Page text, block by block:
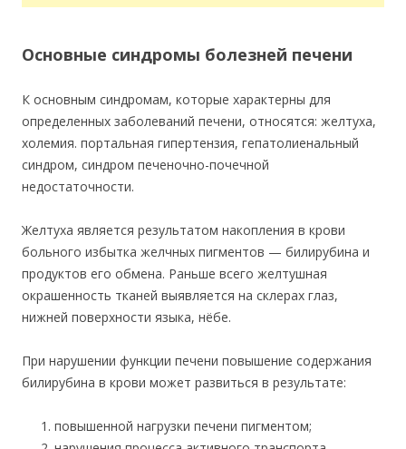
Основные синдромы болезней печени
К основным синдромам, которые характерны для
определенных заболеваний печени, относятся: желтуха,
холемия. портальная гипертензия, гепатолиенальный
синдром, синдром печеночно-почечной
недостаточности.
Желтуха является результатом накопления в крови
больного избытка желчных пигментов — билирубина и
продуктов его обмена. Раньше всего желтушная
окрашенность тканей выявляется на склерах глаз,
нижней поверхности языка, нёбе.
При нарушении функции печени повышение содержания
билирубина в крови может развиться в результате:
повышенной нагрузки печени пигментом;